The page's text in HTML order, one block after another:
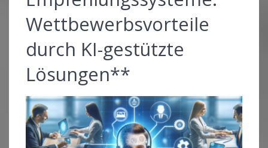
Wettbewerbsvorteile
durch KI-gestützte
Lösungen**